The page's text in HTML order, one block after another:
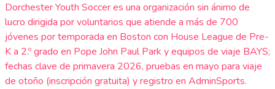
Dorchester Youth Soccer es una organización sin ánimo de
lucro dirigida por voluntarios que atiende a más de 700
jóvenes por temporada en Boston con House League de Pre-
K a 2.º grado en Pope John Paul Park y equipos de viaje BAYS;
fechas clave de primavera 2026, pruebas en mayo para viaje
de otoño (inscripción gratuita) y registro en AdminSports.